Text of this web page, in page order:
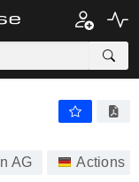
AG Actions